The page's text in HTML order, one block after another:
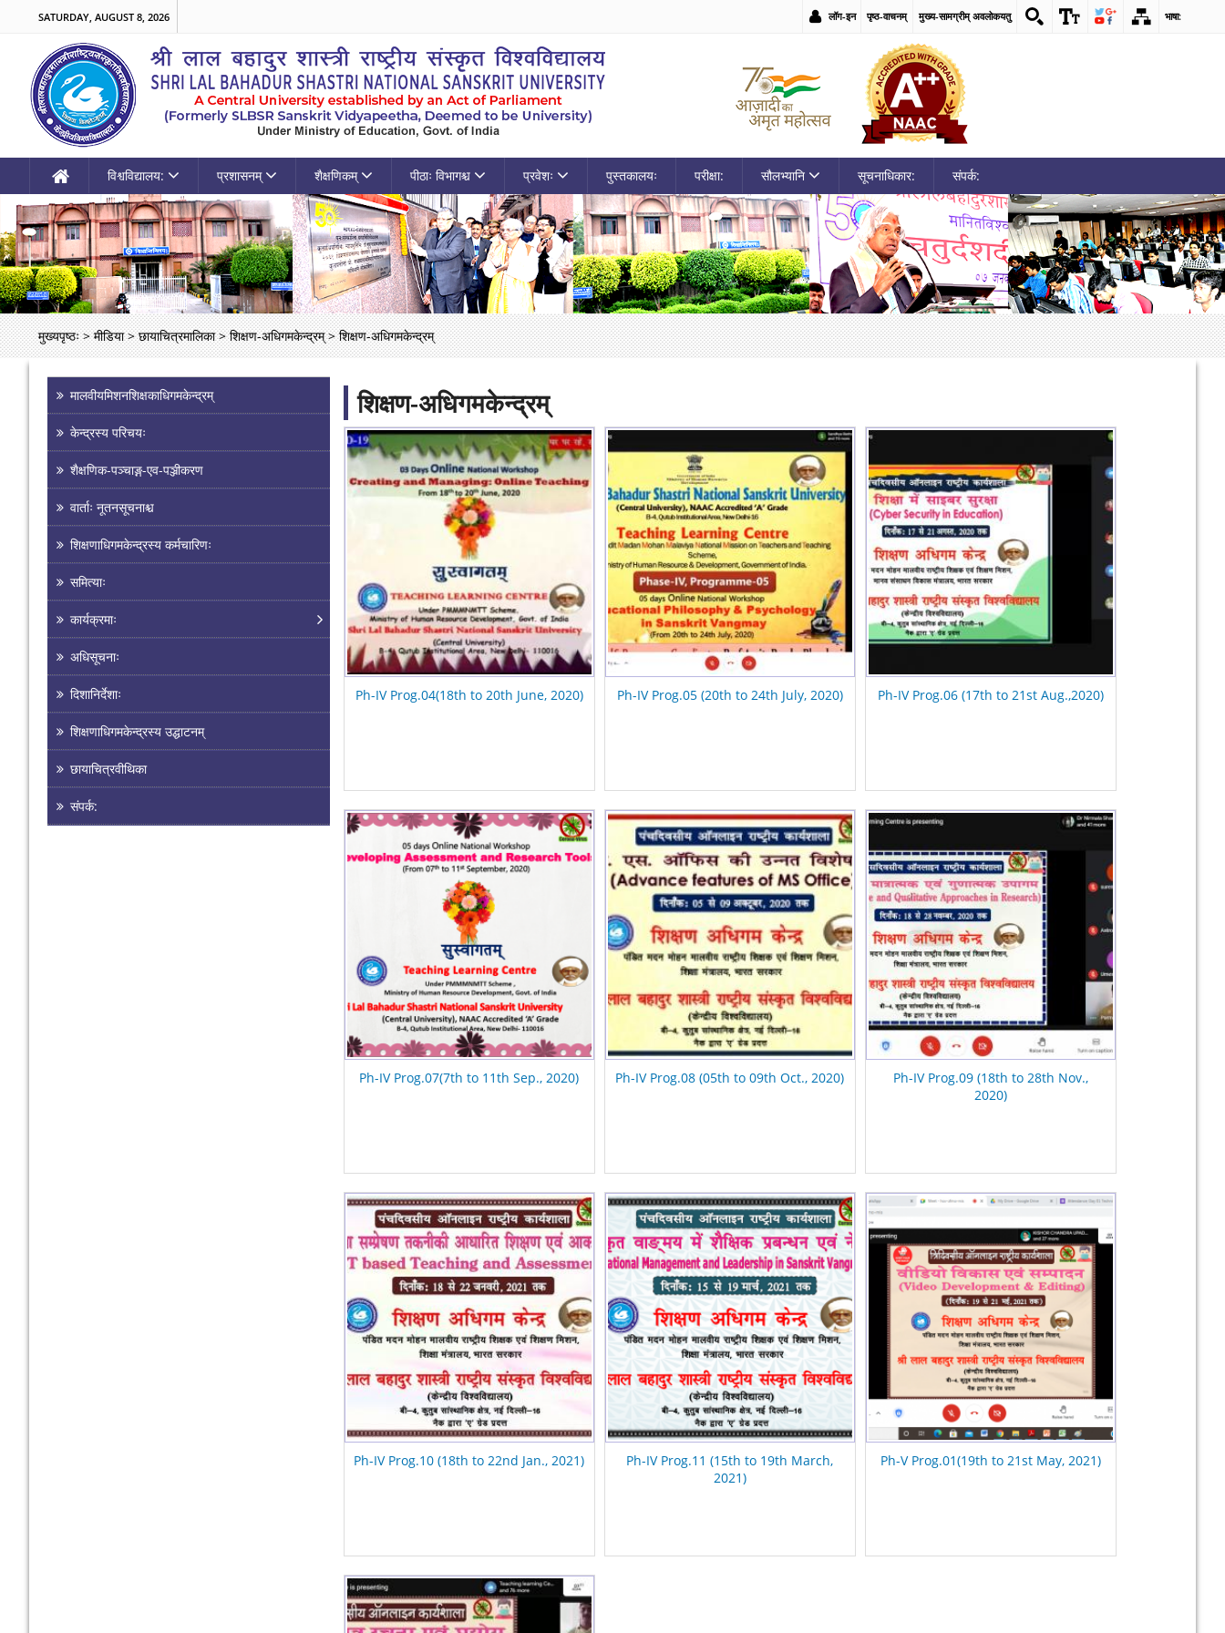
SATURDAY, AUGUST 8, 2026 लॉग-इन पृष्ठ-वाचनम् मुख्य-सामग्रीम् अवलोकयतु भाषा:
विश्वविद्यालय: प्रशासनम् शैक्षणिकम् पीठाः विभागश्च प्रवेशः पुस्तकालयः परीक्षा: सौलभ्यानि सूचनाधिकार: संपर्क:
मुख्यपृष्ठः > मीडिया > छायाचित्रमालिका > शिक्षण-अधिगमकेन्द्रम् > शिक्षण-अधिगमकेन्द्रम्
मालवीयमिशनशिक्षकाधिगमकेन्द्रम्
केन्द्रस्य परिचयः
शैक्षणिक-पञ्चाङ्ग-एव-पञ्जीकरण
वार्ताः नूतनसूचनाश्च
शिक्षणाधिगमकेन्द्रस्य कर्मचारिणः
समित्याः
कार्यक्रमाः
अधिसूचनाः
दिशानिर्देशाः
शिक्षणाधिगमकेन्द्रस्य उद्घाटनम्
छायाचित्रवीथिका
संपर्क:
शिक्षण-अधिगमकेन्द्रम्
Ph-IV Prog.04(18th to 20th June, 2020) Ph-IV Prog.05 (20th to 24th July, 2020) Ph-IV Prog.06 (17th to 21st Aug.,2020)
Ph-IV Prog.07(7th to 11th Sep., 2020) Ph-IV Prog.08 (05th to 09th Oct., 2020)
Ph-IV Prog.09 (18th to 28th Nov.,
2020)
Ph-IV Prog.10 (18th to 22nd Jan., 2021)
Ph-IV Prog.11 (15th to 19th March,
2021)
Ph-V Prog.01(19th to 21st May, 2021)
Pages